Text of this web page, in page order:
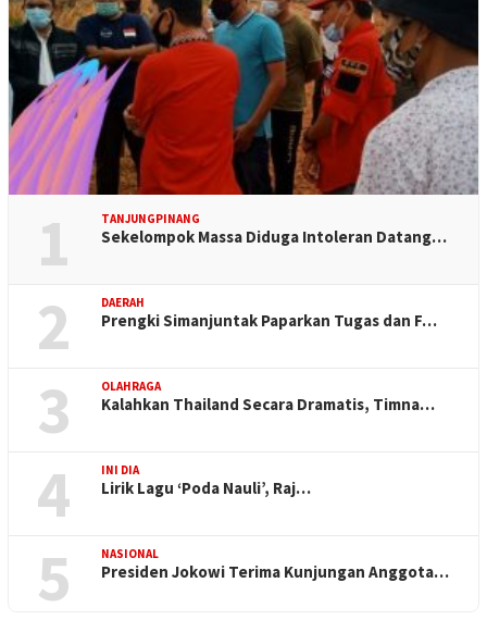
1 TANJUNGPINANG
Sekelompok Massa Diduga Intoleran Datang…
2 DAERAH
Prengki Simanjuntak Paparkan Tugas dan F…
3 OLAHRAGA
Kalahkan Thailand Secara Dramatis, Timna…
4 INI DIA
Lirik Lagu ‘Poda Nauli’, Raj…
5 NASIONAL
Presiden Jokowi Terima Kunjungan Anggota…